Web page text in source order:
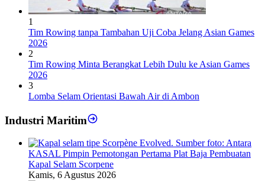
1
Tim Rowing tanpa Tambahan Uji Coba Jelang Asian Games
2026
2
Tim Rowing Minta Berangkat Lebih Dulu ke Asian Games
2026
3
Lomba Selam Orientasi Bawah Air di Ambon
Industri Maritim
KASAL Pimpin Pemotongan Pertama Plat Baja Pembuatan
Kapal Selam Scorpene
Kamis, 6 Agustus 2026